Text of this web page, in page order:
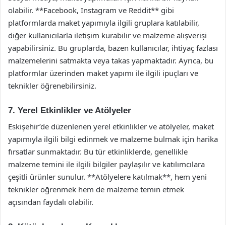
olabilir. **Facebook, Instagram ve Reddit** gibi
platformlarda maket yapımıyla ilgili gruplara katılabilir,
diğer kullanıcılarla iletişim kurabilir ve malzeme alışverişi
yapabilirsiniz. Bu gruplarda, bazen kullanıcılar, ihtiyaç fazlası
malzemelerini satmakta veya takas yapmaktadır. Ayrıca, bu
platformlar üzerinden maket yapımı ile ilgili ipuçları ve
teknikler öğrenebilirsiniz.
7. Yerel Etkinlikler ve Atölyeler
Eskişehir’de düzenlenen yerel etkinlikler ve atölyeler, maket
yapımıyla ilgili bilgi edinmek ve malzeme bulmak için harika
fırsatlar sunmaktadır. Bu tür etkinliklerde, genellikle
malzeme temini ile ilgili bilgiler paylaşılır ve katılımcılara
çeşitli ürünler sunulur. **Atölyelere katılmak**, hem yeni
teknikler öğrenmek hem de malzeme temin etmek
açısından faydalı olabilir.